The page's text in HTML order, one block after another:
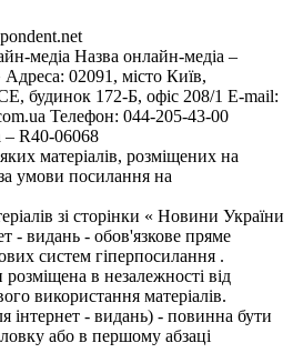
медіа Назва онлайн-медіа –
02091, місто Київ,
172-Б, офіс 208/1 E-mail:
Телефон: 044-205-43-00
– R40-06068
матеріалів, розміщених на
умови посилання на
зі сторінки « Новини України
- видань - обов'язкове пряме
систем гіперпосилання .
в незалежності від
використання матеріалів.
інтернет - видань) - повинна бути
або в першому абзаці